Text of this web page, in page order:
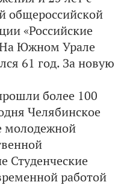
общероссийской
«Российские
На Южном Урале
61 год. За новую
более 100
Челябинское
молодежной
Студенческие
работой